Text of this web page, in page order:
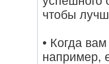
чтобы
• Когда
например,